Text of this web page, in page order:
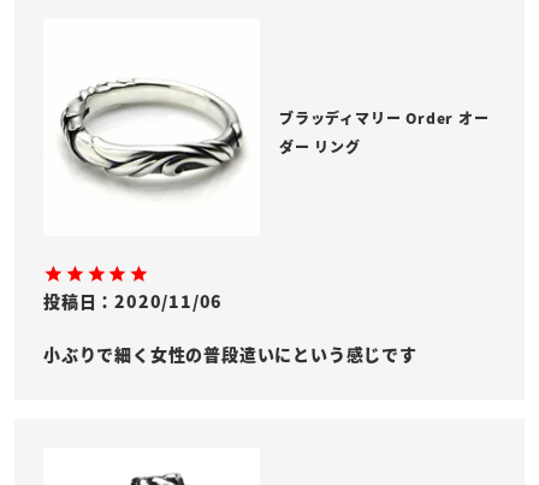
ブラッディマリー Order オー
ダー リング
投稿日 2020/11/06